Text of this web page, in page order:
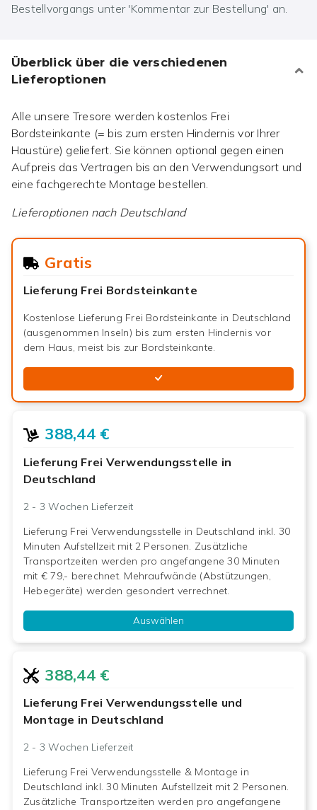
Bestellvorgangs unter 'Kommentar zur Bestellung' an.
Überblick über die verschiedenen
Lieferoptionen
Alle unsere Tresore werden kostenlos Frei
Bordsteinkante (= bis zum ersten Hindernis vor Ihrer
Haustüre) geliefert. Sie können optional gegen einen
Aufpreis das Vertragen bis an den Verwendungsort und
eine fachgerechte Montage bestellen.
Lieferoptionen nach Deutschland
Gratis
Lieferung Frei Bordsteinkante
Kostenlose Lieferung Frei Bordsteinkante in Deutschland
(ausgenommen Inseln) bis zum ersten Hindernis vor
dem Haus, meist bis zur Bordsteinkante.
388,44 €
Lieferung Frei Verwendungsstelle in
Deutschland
2 - 3 Wochen Lieferzeit
Lieferung Frei Verwendungsstelle in Deutschland inkl. 30
Minuten Aufstellzeit mit 2 Personen. Zusätzliche
Transportzeiten werden pro angefangene 30 Minuten
mit € 79,- berechnet. Mehraufwände (Abstützungen,
Hebegeräte) werden gesondert verrechnet.
Auswählen
388,44 €
Lieferung Frei Verwendungsstelle und
Montage in Deutschland
2 - 3 Wochen Lieferzeit
Lieferung Frei Verwendungsstelle & Montage in
Deutschland inkl. 30 Minuten Aufstellzeit mit 2 Personen.
Zusätzliche Transportzeiten werden pro angefangene